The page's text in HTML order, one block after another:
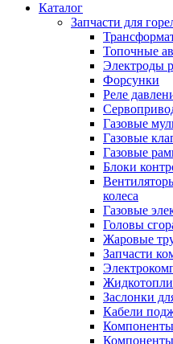
Каталог
Запчасти для
Топочные
Электроды
Форсунки
Реле
Газовые
Газовые
Газовые
Блоки
колеса
Газовые
Головы
Жаровые
Запчасти
Заслонки
Кабели